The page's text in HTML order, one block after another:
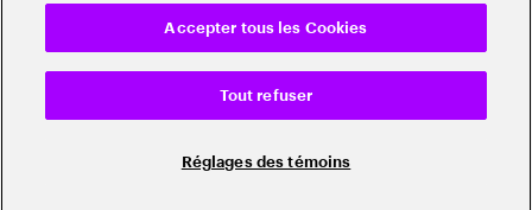
Réglages des témoins
Tout refuser
Accepter tous les Cookies